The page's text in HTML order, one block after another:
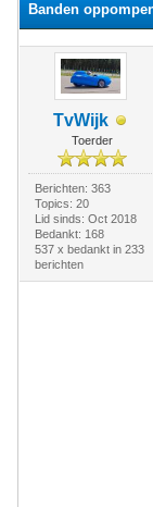
Banden
TvWijk
Toerder
Berichten: 363
Topics: 20
Lid sinds: Oct 2018
Bedankt: 168
537 x bedankt in 233
berichten